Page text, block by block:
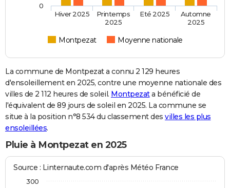
Montpezat Moyenne nationale
Hiver 2025
Printemps
2025
Eté 2025
Automne
2025
0
La commune de Montpezat a connu 2 129 heures
d'ensoleillement en 2025, contre une moyenne nationale des
villes de 2 112 heures de soleil. Montpezata bénéficié de
l'équivalent de 89 jours de soleil en 2025. La commune se
situe à la position n°8 534 du classement des villes les plus
ensoleillées.
Pluie à Montpezat en 2025
Source : Linternaute.com d'après Météo France
300